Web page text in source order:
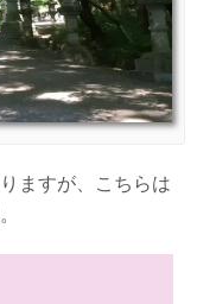
ますが、こちらは